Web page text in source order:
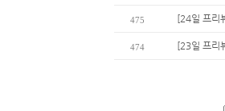
475 [24일 프리
474 [23일 프리